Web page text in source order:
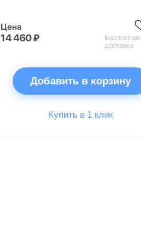
Цена
14 460 ₽
Бесплатная
доставка
Добавить в корзину
Купить в 1 клик